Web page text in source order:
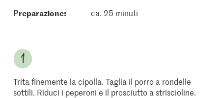
Preparazione: ca. 25 minuti
Trita finemente la cipolla. Taglia il porro a rondelle
sottili. Riduci i peperoni e il prosciutto a striscioline.